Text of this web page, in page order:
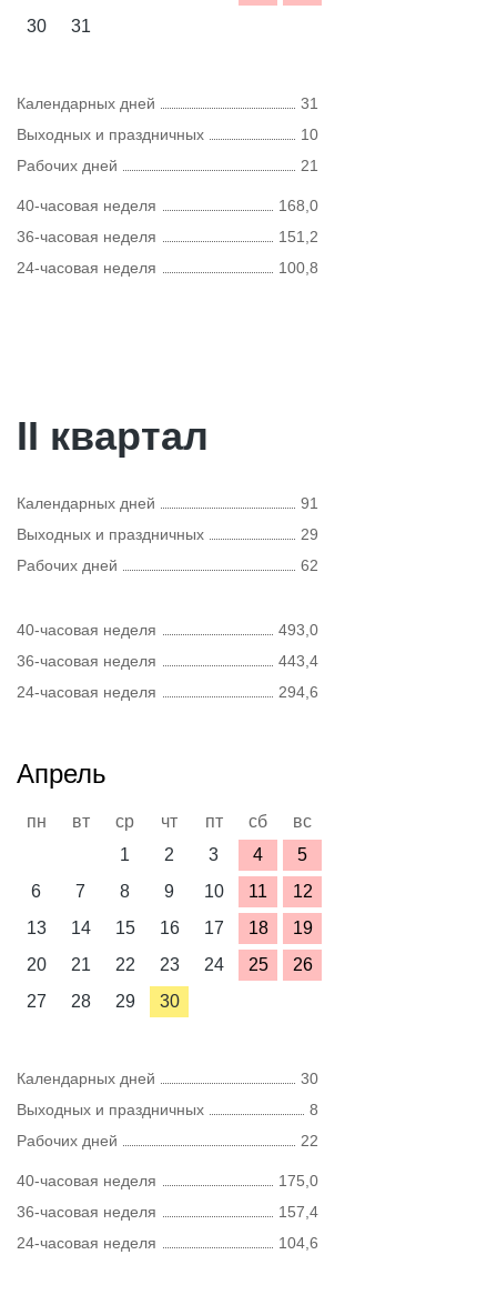
30
31
Календарных дней
31
Выходных и праздничных
10
Рабочих дней
21
40-часовая неделя
168,0
36-часовая неделя
151,2
24-часовая неделя
100,8
II квартал
Календарных дней
91
Выходных и праздничных
29
Рабочих дней
62
40-часовая неделя
493,0
36-часовая неделя
443,4
24-часовая неделя
294,6
Апрель
пн вт ср чт пт сб
вс
1
2 3 4
5
6
7 8 9 10 11
12
13
14 15 16 17 18
19
20
21 22 23 24 25
26
27
28 29 30
Календарных дней
30
Выходных и праздничных
8
Рабочих дней
22
40-часовая неделя
175,0
36-часовая неделя
157,4
24-часовая неделя
104,6